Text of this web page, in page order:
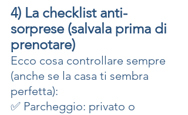
4) La checklist anti-
sorprese (salvala prima di
prenotare)
Ecco cosa controllare sempre
(anche se la casa ti sembra
perfetta):
✅ Parcheggio: privato o